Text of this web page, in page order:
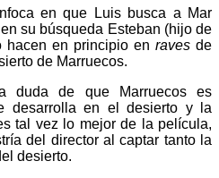
en que Luis busca a Mar
su búsqueda Esteban (hijo de
hacen en principio en raves de
de Marruecos.
duda de que Marruecos es
desarrolla en el desierto y la
tal vez lo mejor de la película,
del director al captar tanto la
desierto.